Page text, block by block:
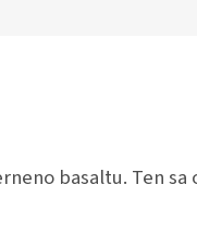
basaltu. Ten sa